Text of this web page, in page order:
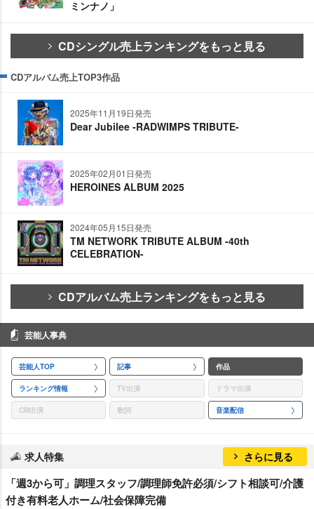
ミンナノ」
CDシングル売上ランキングをもっと見る
CDアルバム売上TOP3作品
2025年11月19日発売
Dear Jubilee -RADWIMPS TRIBUTE-
2025年02月01日発売
HEROINES ALBUM 2025
2024年05月15日発売
TM NETWORK TRIBUTE ALBUM -40th
CELEBRATION-
CDアルバム売上ランキングをもっと見る
芸能人事典
芸能人TOP 記事 作品
ランキング情報 TV出演 ドラマ出演
CM出演 歌詞 音楽配信
求人特集 さらに見る
「週3から可」調理スタッフ/調理師免許必須/シフト相談可/介護
付き有料老人ホーム/社会保障完備